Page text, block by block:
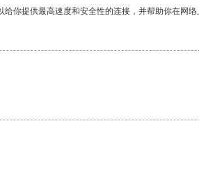
你提供最高速度和安全性的连接，并帮助你在网络